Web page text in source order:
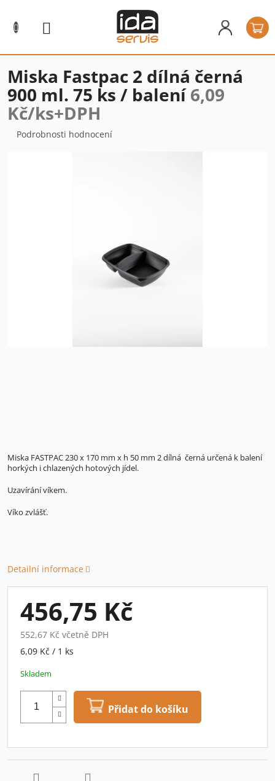
obsah
Miska Fastpac 2 dílná černá
900 ml. 75 ks / balení6,09
Kč/ks+DPH
Průměrné
Podrobnosti hodnocení
Miska FASTPAC 230 x 170 mm x h 50 mm 2 dílná černá určená k balení
horkých i chlazených hotových jídel.
Uzavírání víkem.
Víko zvlášť.
Detailní informace
456,75 Kč
552,67 Kč včetně DPH
Měrná
6,09 Kč / 1 ks
Skladem
Přidat do košíku